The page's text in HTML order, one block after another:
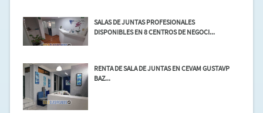
SALAS DE JUNTAS PROFESIONALES
DISPONIBLES EN 8 CENTROS DE NEGOCI...
RENTA DE SALA DE JUNTAS EN CEVAM GUSTAVP
BAZ...